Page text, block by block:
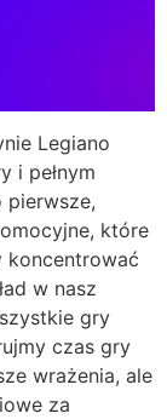
Legiano
i pełnym
które
koncentrować
w nasz
gry
czas gry
wrażenia, ale
za